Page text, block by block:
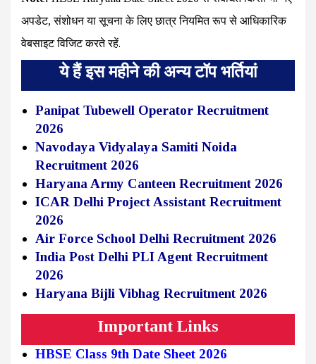
अपडेट, संशोधन या सूचना के लिए छात्र नियमित रूप से आधिकारिक
वेबसाइट विजिट करते रहें.
ये हैं इस महीने की अन्य टॉप भर्तियां
Panipat Tubewell Operator Recruitment
2026
Navodaya Vidyalaya Samiti Noida
Recruitment 2026
Haryana Army Canteen Recruitment 2026
ICAR Delhi Project Assistant Recruitment
2026
Air Force School Delhi Recruitment 2026
India Post Delhi PLI Agent Recruitment
2026
Haryana Bijli Vibhag Recruitment 2026
Important Links
HBSE Class 9th Date Sheet 2026